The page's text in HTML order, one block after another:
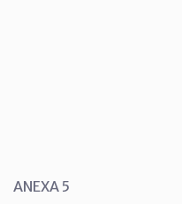
ANEXA 5